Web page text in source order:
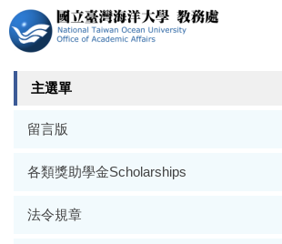
跳
到
主
要
主選單
留言版
各類獎助學金Scholarships
法令規章